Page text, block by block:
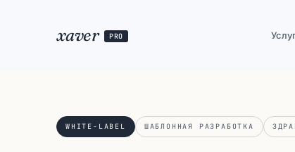
xaver PRO
WHITE-LABEL ШАБЛОННАЯ РАЗРАБОТКА